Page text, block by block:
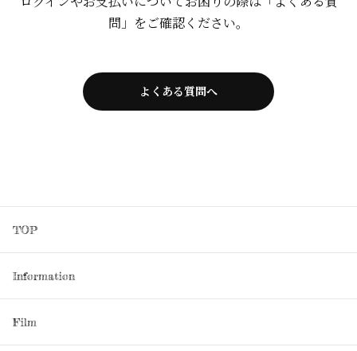
問」をご確認ください。
よくある質問へ
TOP
Information
Film